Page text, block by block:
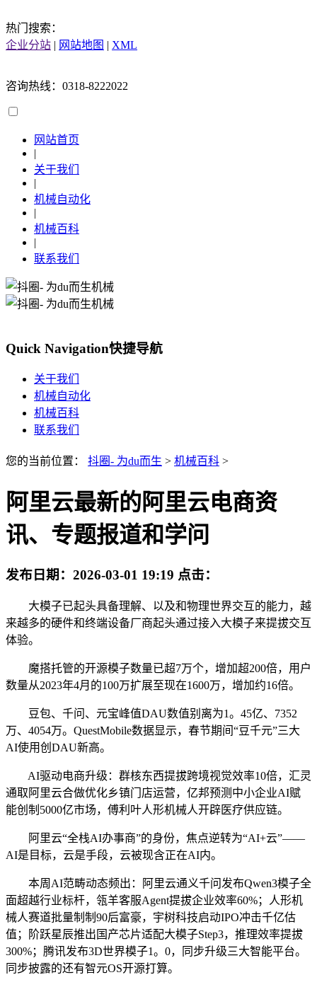
热门搜索：
企业分站 | 网站地图 | XML
咨询热线：0318-8222022
网站首页
|
关于我们
|
机械自动化
|
机械百科
|
联系我们
Quick Navigation快捷导航
关于我们
机械自动化
机械百科
联系我们
您的当前位置： 抖圈- 为du而生 > 机械百科 >
阿里云最新的阿里云电商资
讯、专题报道和学问
发布日期： 2026-03-01 19:19 点击：
大模子已起头具备理解、以及和物理世界交互的能力，越
来越多的硬件和终端设备厂商起头通过接入大模子来提拔交互
体验。
魔搭托管的开源模子数量已超7万个，增加超200倍，用户
数量从2023年4月的100万扩展至现在1600万，增加约16倍。
豆包、千问、元宝峰值DAU数值别离为1。45亿、7352
万、4054万。QuestMobile数据显示，春节期间“豆千元”三大
AI使用创DAU新高。
AI驱动电商升级：群核东西提拔跨境视觉效率10倍，汇灵
通取阿里云合做优化乡镇门店运营，亿邦预测中小企业AI赋
能创制5000亿市场，傅利叶人形机械人开辟医疗供应链。
阿里云“全栈AI办事商”的身份，焦点逆转为“AI+云”——
AI是目标，云是手段，云被现含正在AI内。
本周AI范畴动态频出：阿里云通义千问发布Qwen3模子全
面超越行业标杆，瓴羊客服Agent提拔企业效率60%；人形机
械人赛道批量制制90后富豪，宇树科技启动IPO冲击千亿估
值；阶跃星辰推出国产芯片适配大模子Step3，推理效率提拔
300%；腾讯发布3D世界模子1。0，同步升级三大智能平台。
同步披露的还有智元OS开源打算。